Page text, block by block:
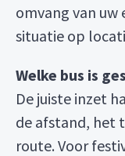
omvang van uw
situatie op
Welke bus is
De juiste inzet
de afstand, het
route. Voor